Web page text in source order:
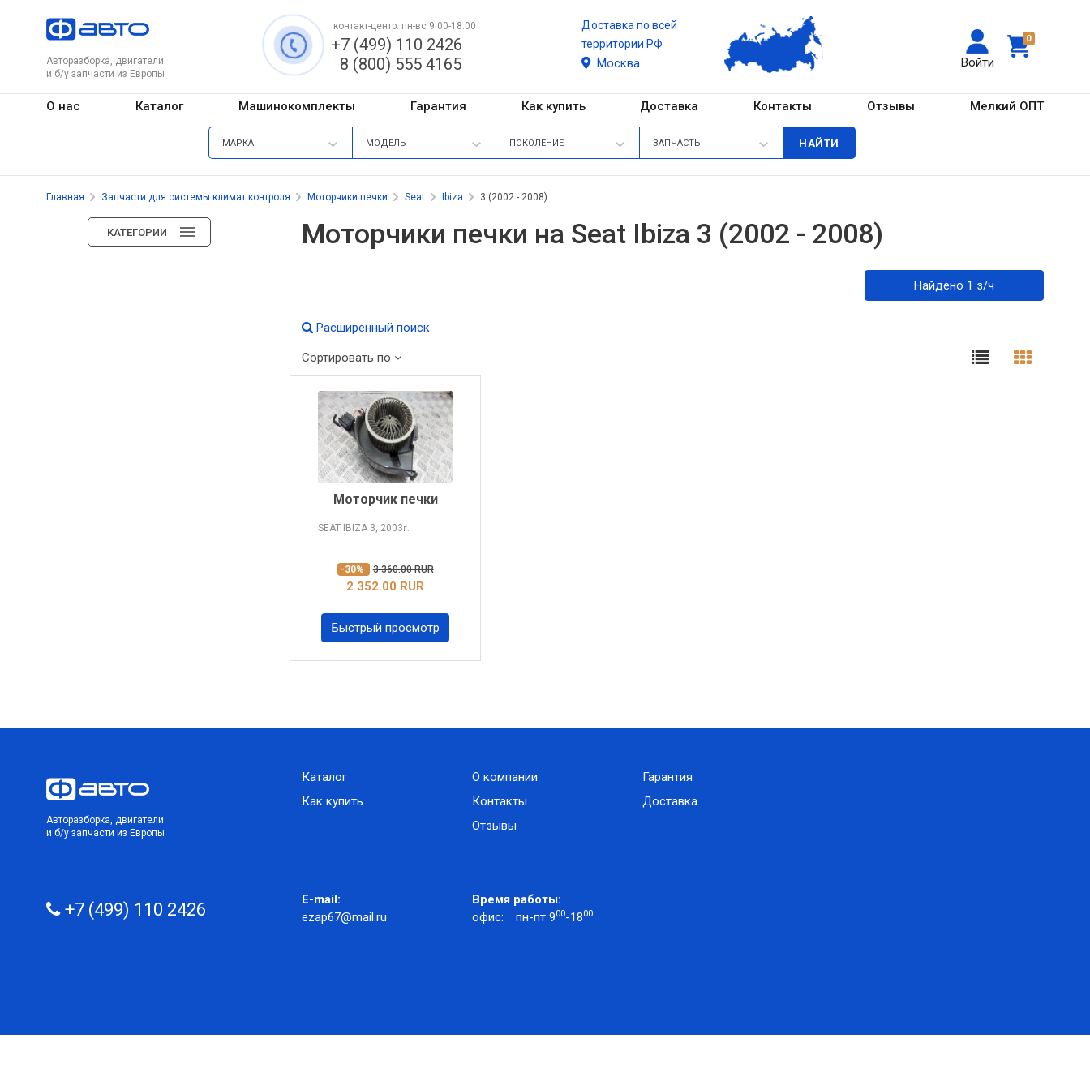
Авторазборка, двигатели
и б/у запчасти из Европы
0
Войти
контакт-центр: пн-вс 9:00-18:00
+7 (499) 110 2426
8 (800) 555 4165
Доставка по всей
территории РФ
Москва
О нас Каталог Машинокомплекты Гарантия Как купить Доставка Контакты Отзывы Мелкий ОПТ
МАРКА МОДЕЛЬ ПОКОЛЕНИЕ ЗАПЧАСТЬ
Главная Запчасти для системы климат контроля Моторчики печки Seat Ibiza 3 (2002 - 2008)
КАТЕГОРИИ Моторчики печки на Seat Ibiza 3 (2002 - 2008)
Найдено 1 з/ч
Расширенный поиск
Сортировать по
Моторчик печки
SEAT IBIZA 3, 2003г.
-30% 3 360.00 RUR
2 352.00 RUR
Быстрый просмотр
Авторазборка, двигатели
и б/у запчасти из Европы
Каталог
Как купить
О компании
Контакты
Отзывы
Гарантия
Доставка
+7 (499) 110 2426
E-mail:
ezap67@mail.ru
Время работы:
офис:
пн-пт 900-1800